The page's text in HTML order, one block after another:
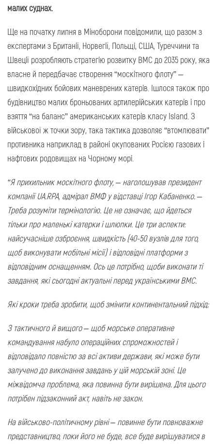
малих суднах.
Ще на початку липня в Міноборони повідомили, що разом з
експертами з Британії, Норвегії, Польщі, США, Туреччини та
Швеції розробляють стратегію розвитку ВМС до 2035 року, яка
власне й передбачає створення “москітного флоту” –
швидкохідних бойових маневрених катерів. Ішлося також про
будівництво малих броньованих артилерійських катерів і про
взяття “на баланс” американських катерів класу Island. З
військової ж точки зору, така тактика дозволяє “втомлювати”
противника наприклад в районі окупованих Росією газових і
нафтових родовищах на Чорному морі.
“Я прихильник москітного флоту, – наголошував президент
компанії UA.RPA, адмірал ВМФ у відставці Ігор Кабаненко. –
Треба розуміти термінологію. Це не означає, що йдеться
тільки про маленькі катерки і шлюпки. Це три аспекти:
найсучасніше озброєння, швидкість (40-50 вузлів для того,
щоб виконувати мобільні місії) і відповідні платформи з
відповідним оснащенням. Ось це потрібно, щоби виконати ті
завдання, які сьогодні актуальні перед українськими ВМС.
Які кроки треба зробити, щоб змінити континентальний підхід:
З тактичного й вищого – щоб морське оперативне
командування набуло операційних спроможностей і
відповідало повністю за всі активи держави, які може бути
залучено до виконання завдань у цій морській зоні. Це
міжвідомча проблема, яка повинна бути вирішена. Для цього
потрібен підзаконний акт, навіть не закон.
На військово-політичному рівні – повинне бути повноважне
представництво, поки його не буде, все буде вирішуватися в